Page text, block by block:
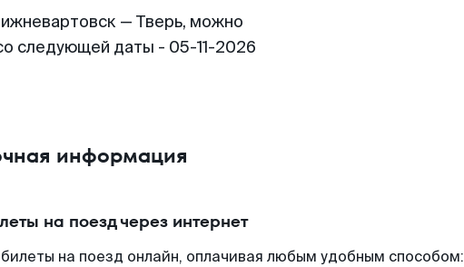
— Тверь, можно
следующей даты - 05-11-2026
информация
на поезд через интернет
на поезд онлайн, оплачивая любым удобным способом: